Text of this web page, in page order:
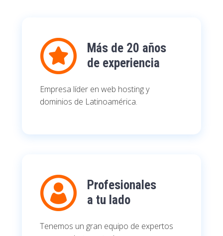
Más de 20 años
de experiencia
Empresa líder en web hosting y
dominios de Latinoamérica.
Profesionales
a tu lado
Tenemos un gran equipo de expertos